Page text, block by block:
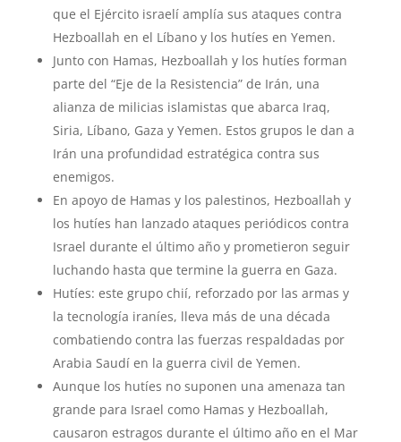
que el Ejército israelí amplía sus ataques contra
Hezboallah en el Líbano y los hutíes en Yemen.
Junto con Hamas, Hezboallah y los hutíes forman
parte del “Eje de la Resistencia” de Irán, una
alianza de milicias islamistas que abarca Iraq,
Siria, Líbano, Gaza y Yemen. Estos grupos le dan a
Irán una profundidad estratégica contra sus
enemigos.
En apoyo de Hamas y los palestinos, Hezboallah y
los hutíes han lanzado ataques periódicos contra
Israel durante el último año y prometieron seguir
luchando hasta que termine la guerra en Gaza.
Hutíes: este grupo chií, reforzado por las armas y
la tecnología iraníes, lleva más de una década
combatiendo contra las fuerzas respaldadas por
Arabia Saudí en la guerra civil de Yemen.
Aunque los hutíes no suponen una amenaza tan
grande para Israel como Hamas y Hezboallah,
causaron estragos durante el último año en el Mar